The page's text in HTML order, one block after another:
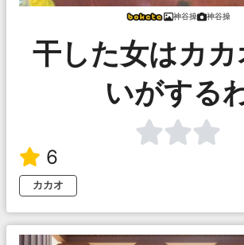
神谷操 神谷操
干した女はカ
いがする
6
カカオ